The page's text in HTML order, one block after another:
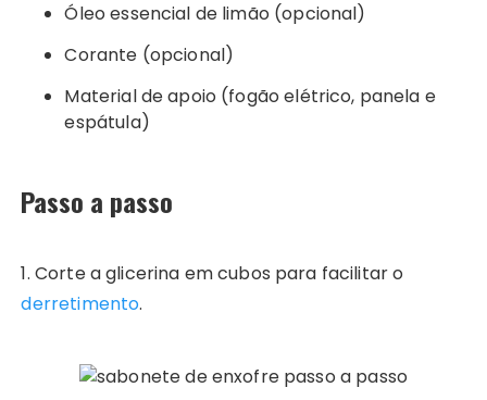
Óleo essencial de limão (opcional)
Corante (opcional)
Material de apoio (fogão elétrico, panela e
espátula)
Passo a passo
1. Corte a glicerina em cubos para facilitar o
derretimento.